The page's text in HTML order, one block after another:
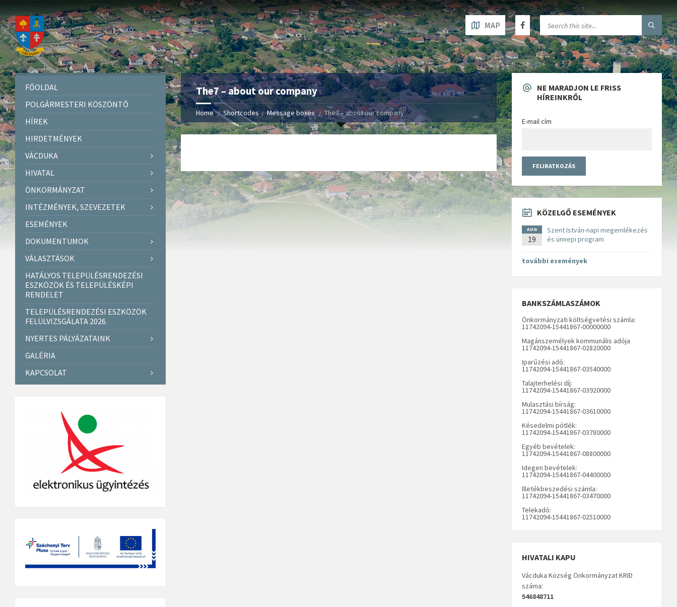
MAP
The7 – about our company
Home Shortcodes Message boxes The7 – about our company
FŐOLDAL
POLGÁRMESTERI KÖSZÖNTŐ
HÍREK
HIRDETMÉNYEK
VÁCDUKA
HIVATAL
ÖNKORMÁNYZAT
INTÉZMÉNYEK, SZEVEZETEK
ESEMÉNYEK
DOKUMENTUMOK
VÁLASZTÁSOK
HATÁLYOS TELEPÜLÉSRENDEZÉSI
ESZKÖZÖK ÉS TELEPÜLÉSKÉPI
RENDELET
TELEPÜLÉSRENDEZÉSI ESZKÖZÖK
FELÜLVIZSGÁLATA 2026.
NYERTES PÁLYÁZATAINK
GALÉRIA
KAPCSOLAT
NE MARADJON LE FRISS
HÍREINKRŐL
E-mail cím
KÖZELGŐ ESEMÉNYEK
AUG
19
Szent István-napi megemlékezés
és ünnepi program
további események
BANKSZÁMLASZÁMOK
Önkormányzati költségvetési számla:
11742094-15441867-00000000
Magánszemélyek kommunális adója
11742094-15441867-02820000
Iparűzési adó:
11742094-15441867-03540000
Talajterhelési díj:
11742094-15441867-03920000
Mulasztási bírság:
11742094-15441867-03610000
Késedelmi pótlék:
11742094-15441867-03780000
Egyéb bevételek:
11742094-15441867-08800000
Idegen bevételek:
11742094-15441867-04400000
Illetékbeszedési számla:
11742094-15441867-03470000
Telekadó:
11742094-15441867-02510000
HIVATALI KAPU
Vácduka Község Önkormányzat KRID
száma:
546848711